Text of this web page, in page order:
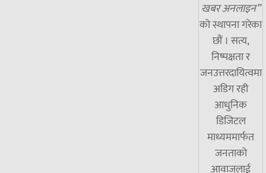
खबर अनलाइन”
को स्थापना गरेका
छौं । सत्य,
निष्पक्षता र
जनउत्तरदायित्वमा
अडिग रही
आधुनिक
डिजिटल
माध्यममार्फत
जनताको
आवाजलाई